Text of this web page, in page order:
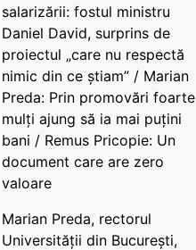
salarizării: fostul ministru
Daniel David, surprins de
proiectul „care nu respectă
nimic din ce știam” / Marian
Preda: Prin promovări foarte
mulți ajung să ia mai puțini
bani / Remus Pricopie: Un
document care are zero
valoare
Marian Preda, rectorul
Universității din București,